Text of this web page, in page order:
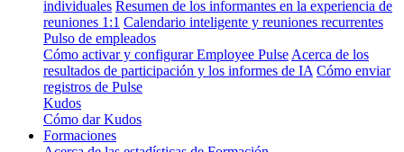
individuales Resumen de los informantes en la experiencia de
reuniones 1:1 Calendario inteligente y reuniones recurrentes
Pulso de empleados
Cómo activar y configurar Employee Pulse Acerca de los
resultados de participación y los informes de IA Cómo enviar
registros de Pulse
Kudos
Cómo dar Kudos
Formaciones